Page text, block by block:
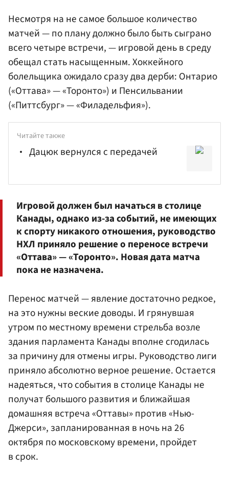
Несмотря на не самое большое количество
матчей — по плану должно было быть сыграно
всего четыре встречи, — игровой день в среду
обещал стать насыщенным. Хоккейного
болельщика ожидало сразу два дерби: Онтарио
(«Оттава» — «Торонто») и Пенсильвании
(«Питтсбург» — «Филадельфия»).
Читайте также
Дацюк вернулся с передачей
Игровой должен был начаться в столице
Канады, однако из-за событий, не имеющих
к спорту никакого отношения, руководство
НХЛ приняло решение о переносе встречи
«Оттава» — «Торонто». Новая дата матча
пока не назначена.
Перенос матчей — явление достаточно редкое,
на это нужны веские доводы. И грянувшая
утром по местному времени стрельба возле
здания парламента Канады вполне сгодилась
за причину для отмены игры. Руководство лиги
приняло абсолютно верное решение. Остается
надеяться, что события в столице Канады не
получат большого развития и ближайшая
домашняя встреча «Оттавы» против «Нью-
Джерси», запланированная в ночь на 26
октября по московскому времени, пройдет
в срок.